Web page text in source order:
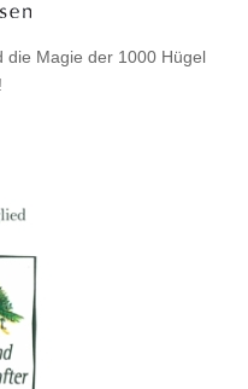
die Magie der 1000 Hügel